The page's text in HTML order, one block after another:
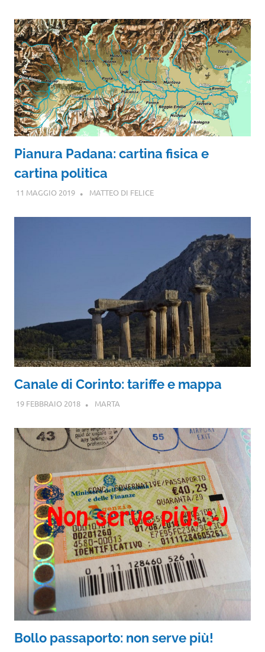
Pianura Padana: cartina fisica e
cartina politica
11 MAGGIO 2019 MATTEO DI FELICE
Canale di Corinto: tariffe e mappa
19 FEBBRAIO 2018 MARTA
Bollo passaporto: non serve più!